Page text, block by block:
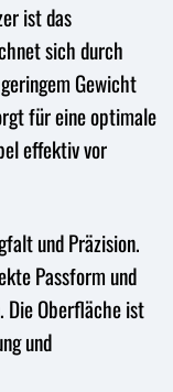
ist das
sich durch
Gewicht
für eine optimale
effektiv vor
und Präzision.
Passform und
Die Oberfläche ist
und